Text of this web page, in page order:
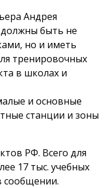
Андрея
должны быть не
но и иметь
тренировочных
в школах и
и основные
станции и зоны
РФ. Всего для
17 тыс. учебных
сообщении.